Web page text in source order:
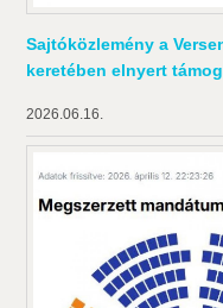
Sajtóközlemény a
keretében elnyert
2026.06.16.